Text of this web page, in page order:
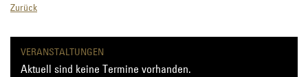
Zurück
VERANSTALTUNGEN
Aktuell sind keine Termine vorhanden.